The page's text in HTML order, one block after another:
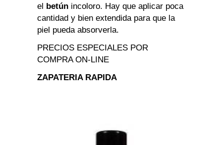
el
betún incoloro. Hay que aplicar poca
cantidad y bien extendida para que la
piel pueda absorverla.
PRECIOS ESPECIALES POR
COMPRA ON-LINE
ZAPATERIA RAPIDA